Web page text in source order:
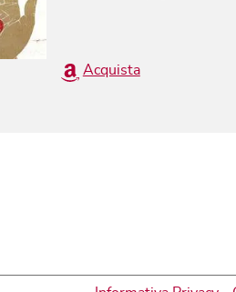
Acquista